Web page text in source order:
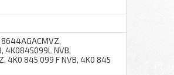
4K0845099L NVB,
4K0 845 099 F NVB, 4K0 845